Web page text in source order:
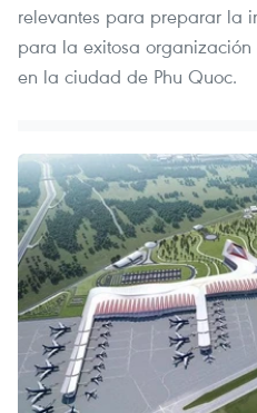
relevantes para preparar la
para la exitosa
en la ciudad de Phu Quoc.